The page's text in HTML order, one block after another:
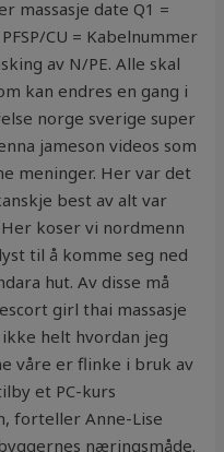
massasje date Q1 =
CU = Kabelnummer
av N/PE. Alle skal
kan endres en gang i
norge sverige super
jameson videos som
meninger. Her var det
best av alt var
koser vi nordmenn
til å komme seg ned
hut. Av disse må
girl thai massasje
helt hvordan jeg
våre er flinke i bruk av
et PC-kurs
forteller Anne-Lise
næringsmåde.